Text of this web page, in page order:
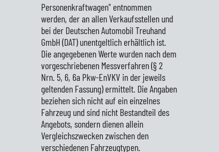
Personenkraftwagen" entnommen
werden, der an allen Verkaufsstellen und
bei der Deutschen Automobil Treuhand
GmbH (DAT) unentgeltlich erhältlich ist.
Die angegebenen Werte wurden nach dem
vorgeschriebenen Messverfahren (§ 2
Nrn. 5, 6, 6a Pkw-EnVKV in der jeweils
geltenden Fassung) ermittelt. Die Angaben
beziehen sich nicht auf ein einzelnes
Fahrzeug und sind nicht Bestandteil des
Angebots, sondern dienen allein
Vergleichszwecken zwischen den
verschiedenen Fahrzeugtypen.